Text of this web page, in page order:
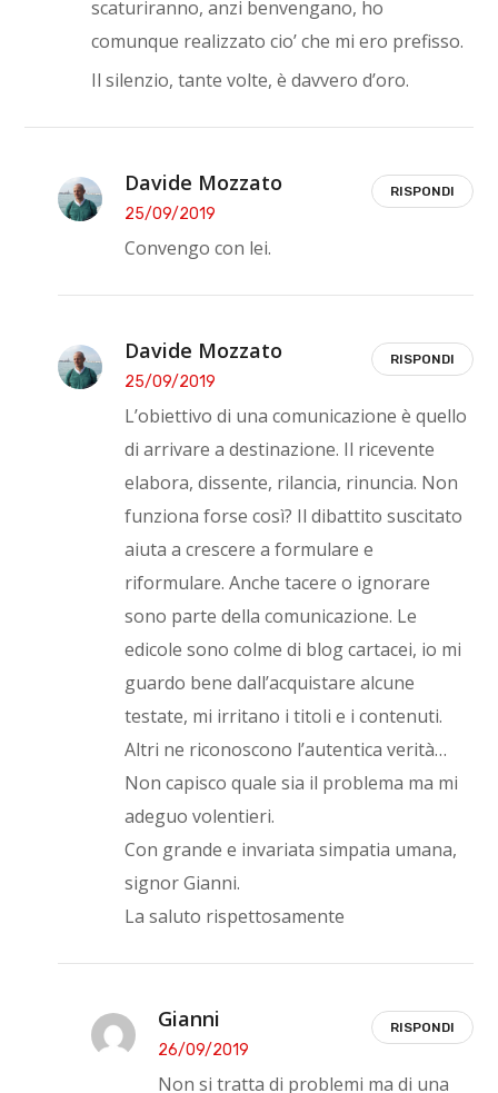
scaturiranno, anzi benvengano, ho
comunque realizzato cio’ che mi ero prefisso.
Il silenzio, tante volte, è davvero d’oro.
Davide Mozzato
25/09/2019
Convengo con lei.
RISPONDI
Davide Mozzato
25/09/2019
L’obiettivo di una comunicazione è quello
di arrivare a destinazione. Il ricevente
elabora, dissente, rilancia, rinuncia. Non
funziona forse così? Il dibattito suscitato
aiuta a crescere a formulare e
riformulare. Anche tacere o ignorare
sono parte della comunicazione. Le
edicole sono colme di blog cartacei, io mi
guardo bene dall’acquistare alcune
testate, mi irritano i titoli e i contenuti.
Altri ne riconoscono l’autentica verità…
Non capisco quale sia il problema ma mi
adeguo volentieri.
Con grande e invariata simpatia umana,
signor Gianni.
La saluto rispettosamente
RISPONDI
Gianni
26/09/2019
Non si tratta di problemi ma di una
RISPONDI